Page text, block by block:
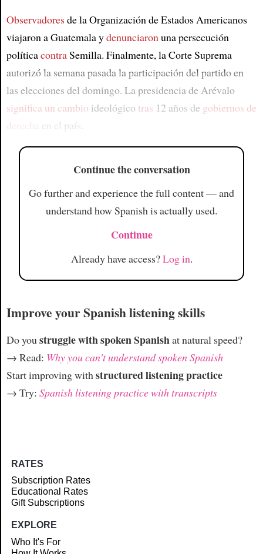
Observadoresde la Organización de Estados Americanos
viajaron a Guatemala ydenunciaron una persecución
políticacontraSemilla. Finalmente, la Corte Suprema
autorizó la semana pasada la participación del partido en
las elecciones del domingo. La presidencia de Arévalo
significa un cambio ideológico tras 12 años de gobiernos de
derecha
en el país.
Continue the conversation
Go further and experience the full content — and
understand how Spanish is actually used.
Continue
Already have access?Log in.
Improve your Spanish listening skills
Do youstruggle with spoken Spanishat natural speed?
→ Read: Why you can't understand spoken Spanish
Start improving withstructured listening practice
→ Try: Spanish listening practice with transcripts
RATES
Subscription Rates
Educational Rates
Gift Subscriptions
EXPLORE
Who It's For